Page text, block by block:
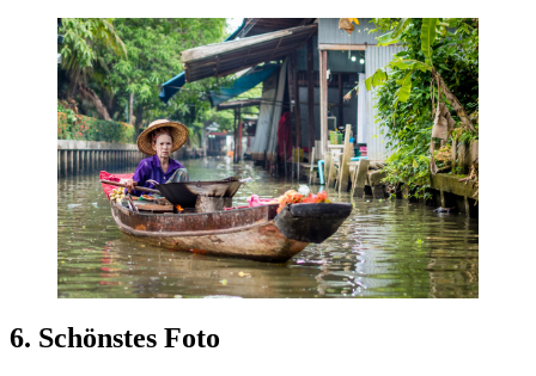
6. Schönstes Foto